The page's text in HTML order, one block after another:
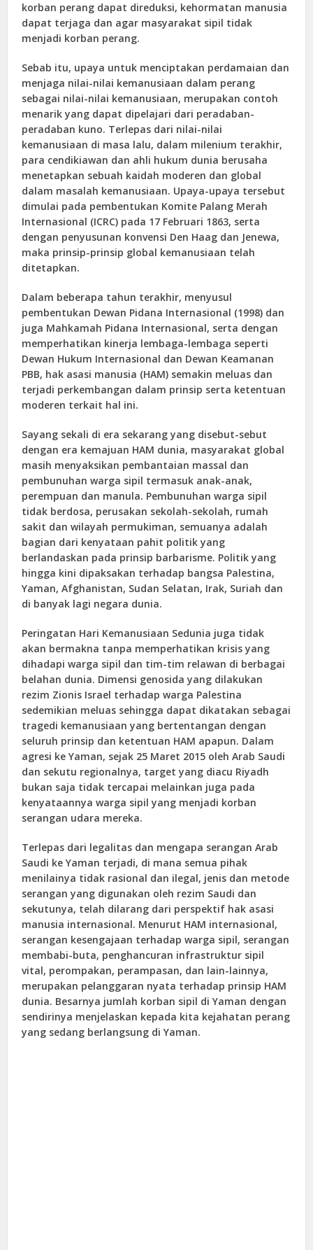
korban perang dapat direduksi, kehormatan manusia
dapat terjaga dan agar masyarakat sipil tidak
menjadi korban perang.
Sebab itu, upaya untuk menciptakan perdamaian dan
menjaga nilai-nilai kemanusiaan dalam perang
sebagai nilai-nilai kemanusiaan, merupakan contoh
menarik yang dapat dipelajari dari peradaban-
peradaban kuno. Terlepas dari nilai-nilai
kemanusiaan di masa lalu, dalam milenium terakhir,
para cendikiawan dan ahli hukum dunia berusaha
menetapkan sebuah kaidah moderen dan global
dalam masalah kemanusiaan. Upaya-upaya tersebut
dimulai pada pembentukan Komite Palang Merah
Internasional (ICRC) pada 17 Februari 1863, serta
dengan penyusunan konvensi Den Haag dan Jenewa,
maka prinsip-prinsip global kemanusiaan telah
ditetapkan.
Dalam beberapa tahun terakhir, menyusul
pembentukan Dewan Pidana Internasional (1998) dan
juga Mahkamah Pidana Internasional, serta dengan
memperhatikan kinerja lembaga-lembaga seperti
Dewan Hukum Internasional dan Dewan Keamanan
PBB, hak asasi manusia (HAM) semakin meluas dan
terjadi perkembangan dalam prinsip serta ketentuan
moderen terkait hal ini.
Sayang sekali di era sekarang yang disebut-sebut
dengan era kemajuan HAM dunia, masyarakat global
masih menyaksikan pembantaian massal dan
pembunuhan warga sipil termasuk anak-anak,
perempuan dan manula. Pembunuhan warga sipil
tidak berdosa, perusakan sekolah-sekolah, rumah
sakit dan wilayah permukiman, semuanya adalah
bagian dari kenyataan pahit politik yang
berlandaskan pada prinsip barbarisme. Politik yang
hingga kini dipaksakan terhadap bangsa Palestina,
Yaman, Afghanistan, Sudan Selatan, Irak, Suriah dan
di banyak lagi negara dunia.
Peringatan Hari Kemanusiaan Sedunia juga tidak
akan bermakna tanpa memperhatikan krisis yang
dihadapi warga sipil dan tim-tim relawan di berbagai
belahan dunia. Dimensi genosida yang dilakukan
rezim Zionis Israel terhadap warga Palestina
sedemikian meluas sehingga dapat dikatakan sebagai
tragedi kemanusiaan yang bertentangan dengan
seluruh prinsip dan ketentuan HAM apapun. Dalam
agresi ke Yaman, sejak 25 Maret 2015 oleh Arab Saudi
dan sekutu regionalnya, target yang diacu Riyadh
bukan saja tidak tercapai melainkan juga pada
kenyataannya warga sipil yang menjadi korban
serangan udara mereka.
Terlepas dari legalitas dan mengapa serangan Arab
Saudi ke Yaman terjadi, di mana semua pihak
menilainya tidak rasional dan ilegal, jenis dan metode
serangan yang digunakan oleh rezim Saudi dan
sekutunya, telah dilarang dari perspektif hak asasi
manusia internasional. Menurut HAM internasional,
serangan kesengajaan terhadap warga sipil, serangan
membabi-buta, penghancuran infrastruktur sipil
vital, perompakan, perampasan, dan lain-lainnya,
merupakan pelanggaran nyata terhadap prinsip HAM
dunia. Besarnya jumlah korban sipil di Yaman dengan
sendirinya menjelaskan kepada kita kejahatan perang
yang sedang berlangsung di Yaman.